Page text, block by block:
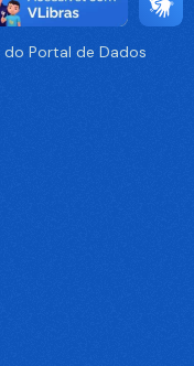
do Recife
Portal de Dados